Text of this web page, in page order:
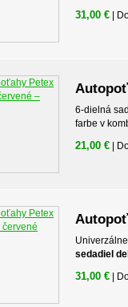
31,00 € |
6-dielná
farbe v
21,00 € |
sedadiel
31,00 € |